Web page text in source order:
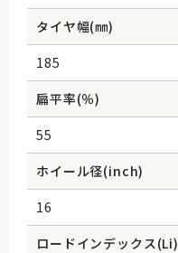
タイヤ幅(㎜)
185
扁平率(％)
55
ホイール径(inch)
16
ロードインデックス(Li)